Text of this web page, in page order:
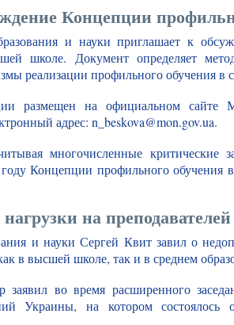
Концепции
и науки приглашает к
школе. Документ определяет
реализации профильного обучения в
размещен на официальном
адрес: n_beskova@mon.gov.ua.
многочисленные критические
Концепции профильного обучения
на преподавателей
и науки Сергей Квит завил о
в высшей школе, так и в среднем
во время расширенного
Украины, на котором состоялось